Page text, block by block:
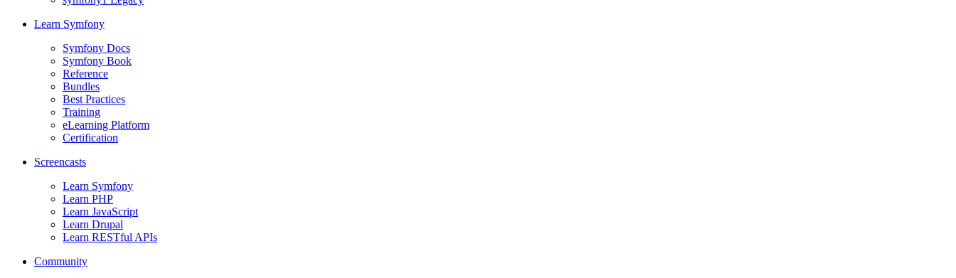
Learn Symfony
Symfony Docs
Symfony Book
Reference
Bundles
Best Practices
Training
eLearning Platform
Certification
Screencasts
Learn Symfony
Learn PHP
Learn JavaScript
Learn Drupal
Learn RESTful APIs
Community